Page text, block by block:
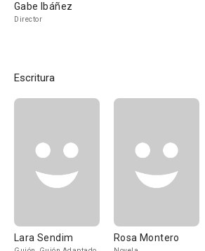
Gabe Ibáñez
Director
Escritura
Lara Sendim Rosa Montero